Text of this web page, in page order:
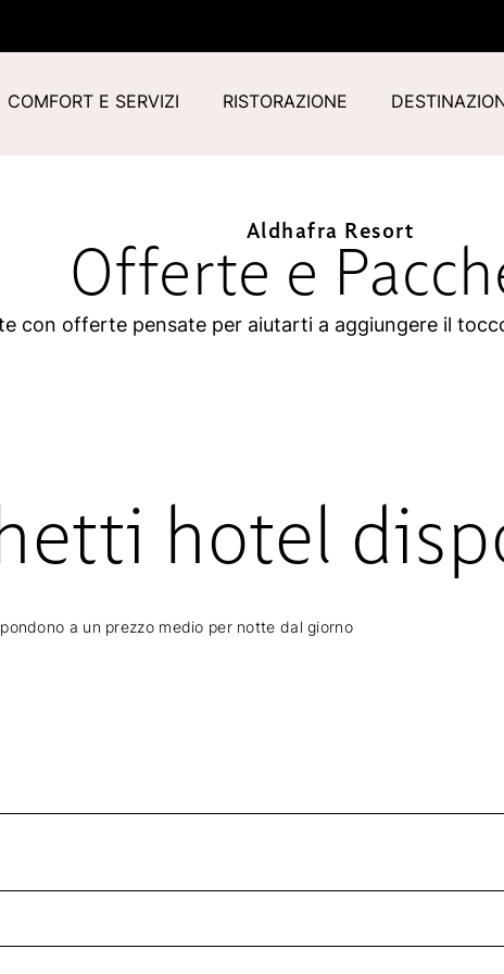
COMFORT E SERVIZI RISTORAZIONE
Aldhafra Resort
Offerte e
con offerte pensate per aiutarti a aggiungere il
hotel
a un prezzo medio per notte dal giorno